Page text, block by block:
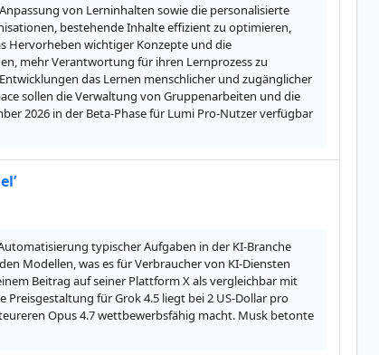
von Lerninhalten sowie die personalisierte
bestehende Inhalte effizient zu optimieren,
Hervorheben wichtiger Konzepte und die
mehr Verantwortung für ihren Lernprozess zu
das Lernen menschlicher und zugänglicher
sollen die Verwaltung von Gruppenarbeiten und die
2026 in der Beta-Phase für Lumi Pro-Nutzer verfügbar
typischer Aufgaben in der KI-Branche
Modellen, was es für Verbraucher von KI-Diensten
Beitrag auf seiner Plattform X als vergleichbar mit
für Grok 4.5 liegt bei 2 US-Dollar pro
Opus 4.7 wettbewerbsfähig macht. Musk betonte